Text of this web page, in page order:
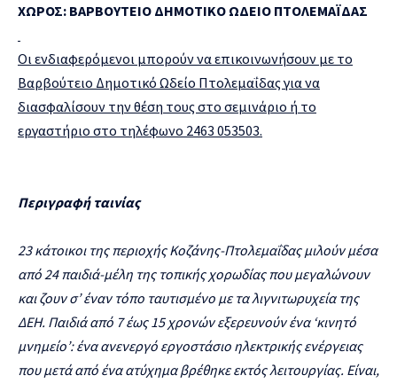
ΧΩΡΟΣ: ΒΑΡΒΟΥΤΕΙΟ ΔΗΜΟΤΙΚΟ ΩΔΕΙΟ ΠΤΟΛΕΜΑΪΔΑΣ
Οι ενδιαφερόμενοι μπορούν να επικοινωνήσουν με το
Βαρβούτειο Δημοτικό Ωδείο Πτολεμαΐδας για να
διασφαλίσουν την θέση τους στο σεμινάριο ή το
εργαστήριο στο τηλέφωνο 2463 053503.
Περιγραφή ταινίας
23 κάτοικοι της περιοχής Κοζάνης-Πτολεμαΐδας μιλούν μέσα
από 24 παιδιά-μέλη της τοπικής χορωδίας που μεγαλώνουν
και ζουν σ’ έναν τόπο ταυτισμένο με τα λιγνιτωρυχεία της
ΔΕΗ. Παιδιά από 7 έως 15 χρονών εξερευνούν ένα ‘κινητό
μνημείο’: ένα ανενεργό εργοστάσιο ηλεκτρικής ενέργειας
που μετά από ένα ατύχημα βρέθηκε εκτός λειτουργίας. Είναι,